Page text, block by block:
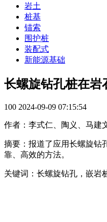
岩土
桩基
锚索
围护桩
装配式
新能源基础
长螺旋钻孔桩在岩
100 2024-09-09 07:15:54
作者：李式仁、陶义、马建
摘要：报道了应用长螺旋钻
靠、高效的方法。
关键词：长螺旋钻孔，嵌岩